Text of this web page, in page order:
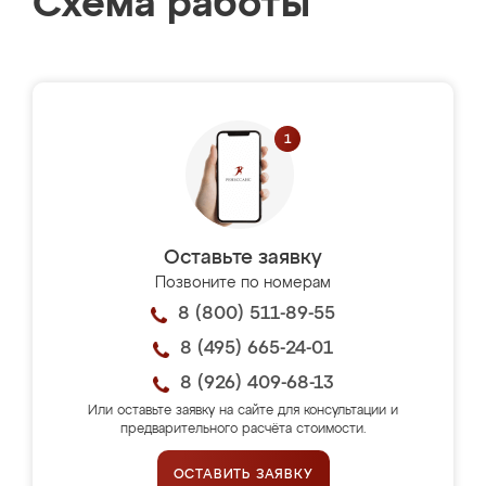
Оставьте заявку
Позвоните по номерам
8 (800) 511-89-55
8 (495) 665-24-01
8 (926) 409-68-13
Или оставьте заявку на сайте для консультации и
предварительного расчёта стоимости.
ОСТАВИТЬ ЗАЯВКУ